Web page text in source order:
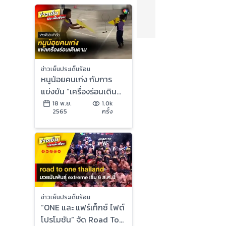
ข่าวเย็นประเด็นร้อน
หนูน้อยคนเก่ง กับการ
แข่งขัน “เครื่องร่อนเดิน
ตาม” ที่สุดลุ้นและชวน
สงสัย | ข่าวดีประจำวัน
18 พ.ย.
2565
1.0k
ครั้ง
ข่าวเย็นประเด็นร้อน
“ONE และ แฟร์เท็กซ์ ไฟต์
โปรโมชัน” จัด Road To